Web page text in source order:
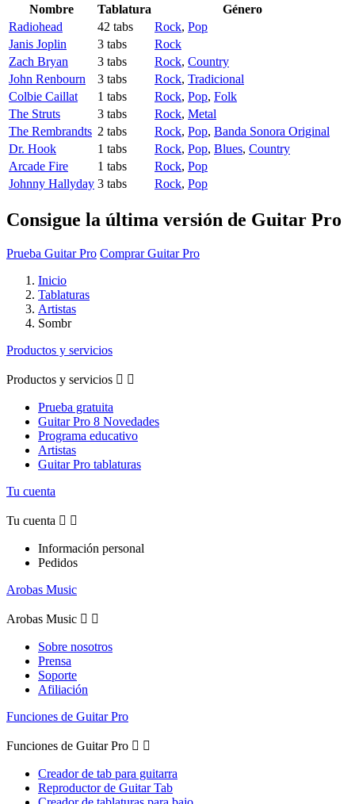
Nombre Tablatura
Género
Radiohead
42 tabs Rock, Pop
Janis Joplin
3 tabs
Rock
Zach Bryan
3 tabs Rock, Country
John Renbourn
3 tabs Rock, Tradicional
Colbie Caillat
1 tabs Rock, Pop, Folk
The Struts
3 tabs Rock, Metal
The Rembrandts 2 tabs Rock, Pop, Banda Sonora Original
Dr. Hook
1 tabs Rock, Pop, Blues, Country
Arcade Fire
1 tabs Rock, Pop
Johnny Hallyday 3 tabs Rock, Pop
Consigue la última versión de Guitar Pro
Prueba Guitar Pro Comprar Guitar Pro
Inicio
Tablaturas
Artistas
Sombr
Productos y servicios
Productos y servicios  
Prueba gratuita
Guitar Pro 8 Novedades
Programa educativo
Artistas
Guitar Pro tablaturas
Tu cuenta
Tu cuenta  
Información personal
Pedidos
Arobas Music
Arobas Music  
Sobre nosotros
Prensa
Soporte
Afiliación
Funciones de Guitar Pro
Funciones de Guitar Pro  
Creador de tab para guitarra
Reproductor de Guitar Tab